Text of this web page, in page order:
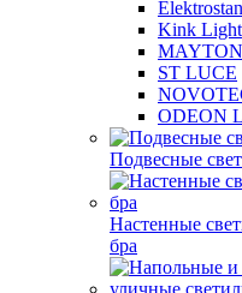
Kink Light
ST LUCE
ODEON
Подвесные
Настенные
бра